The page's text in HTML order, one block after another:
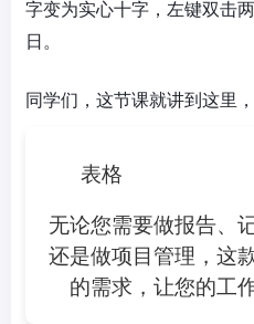
字变为实心十字，左键双击
日。
同学们，这节课就讲到这里，
表格
无论您需要做报告、
还是做项目管理，这
的需求，让您的工